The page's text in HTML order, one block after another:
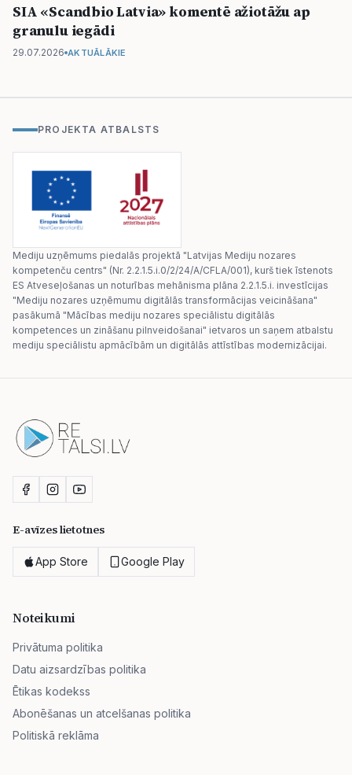
SIA «Scandbio Latvia» komentē ažiotāžu ap
granulu iegādi
29.07.2026 AKTUĀLĀKIE
PROJEKTA ATBALSTS
Mediju uzņēmums piedalās projektā "Latvijas Mediju nozares
kompetenču centrs" (Nr. 2.2.1.5.i.0/2/24/A/CFLA/001), kurš tiek īstenots
ES Atveseļošanas un noturības mehānisma plāna 2.2.1.5.i. investīcijas
"Mediju nozares uzņēmumu digitālās transformācijas veicināšana"
pasākumā "Mācības mediju nozares speciālistu digitālās
kompetences un zināšanu pilnveidošanai" ietvaros un saņem atbalstu
mediju speciālistu apmācībām un digitālās attīstības modernizācijai.
E-avīzes lietotnes
App Store Google Play
Noteikumi
Privātuma politika
Datu aizsardzības politika
Ētikas kodekss
Abonēšanas un atcelšanas politika
Politiskā reklāma